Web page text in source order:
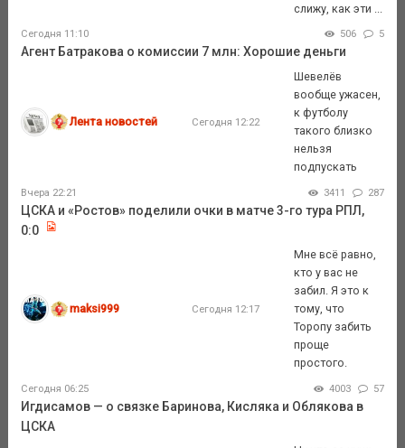
слижу, как эти ...
Сегодня 11:10 506 5
Агент Батракова о комиссии 7 млн: Хорошие деньги
Лента новостей Сегодня 12:22
Шевелёв
вообще ужасен,
к футболу
такого близко
нельзя
подпускать
Вчера 22:21 3411 287
ЦСКА и «Ростов» поделили очки в матче 3-го тура РПЛ,
0:0
maksi999 Сегодня 12:17
Мне всё равно,
кто у вас не
забил. Я это к
тому, что
Торопу забить
проще
простого.
Сегодня 06:25 4003 57
Игдисамов — о связке Баринова, Кисляка и Облякова в
ЦСКА